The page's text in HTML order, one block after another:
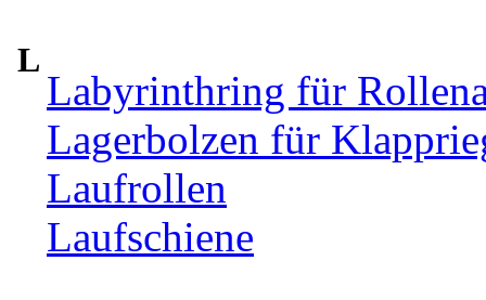
L
Labyrinthring für
Lagerbolzen für
Laufrollen
Laufschiene